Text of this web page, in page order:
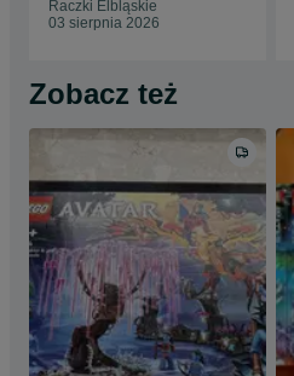
Raczki Elbląskie
03 sierpnia 2026
Zobacz też